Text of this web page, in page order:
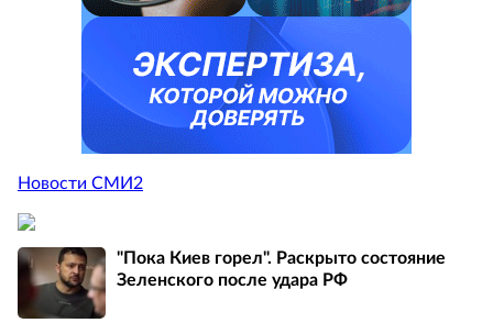
Новости СМИ2
"Пока Киев горел". Раскрыто состояние
Зеленского после удара РФ